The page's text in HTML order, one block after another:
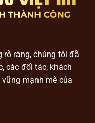
ràng, chúng tôi đã
các đối tác, khách
mạnh mẽ của